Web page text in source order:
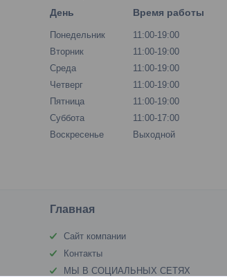
День
Время работы
Понедельник
11:00-19:00
Вторник
11:00-19:00
Среда
11:00-19:00
Четверг
11:00-19:00
Пятница
11:00-19:00
Суббота
11:00-17:00
Воскресенье
Выходной
Главная
Сайт компании
Контакты
МЫ В СОЦИАЛЬНЫХ СЕТЯХ